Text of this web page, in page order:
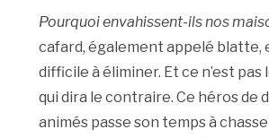
Pourquoi envahissent-ils nos
cafard, également appelé blatte,
difficile à éliminer. Et ce n’est pas
qui dira le contraire. Ce héros de
animés passe son temps à